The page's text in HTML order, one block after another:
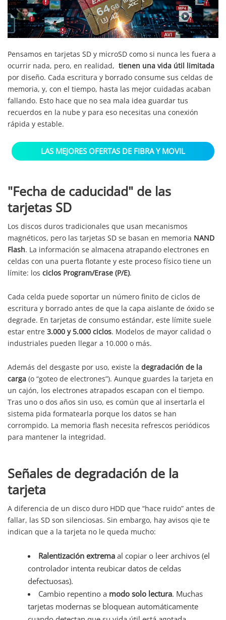
Pensamos en tarjetas SD y microSD como si nunca les fuera a
ocurrir nada, pero, en realidad, tienen una vida útil limitada
por diseño. Cada escritura y borrado consume sus celdas de
memoria, y, con el tiempo, hasta las mejor cuidadas acaban
fallando. Esto hace que no sea mala idea guardar tus
recuerdos en la nube y para eso necesitas una conexión
rápida y estable.
LAS MEJORES OFERTAS DE FIBRA Y MOVIL
"Fecha de caducidad" de las
tarjetas SD
Los discos duros tradicionales que usan mecanismos
magnéticos, pero las tarjetas SD se basan en memoria NAND
Flash. La información se almacena atrapando electrones en
celdas con una puerta flotante y este proceso físico tiene un
límite: los ciclos Program/Erase (P/E).
Cada celda puede soportar un número finito de ciclos de
escritura y borrado antes de que la capa aislante de óxido se
degrade. En tarjetas de consumo estándar, este límite suele
estar entre 3.000 y 5.000 ciclos. Modelos de mayor calidad o
industriales pueden llegar a 10.000 o más.
Además del desgaste por uso, existe la degradación de la
carga (o “goteo de electrones”). Aunque guardes la tarjeta en
un cajón, los electrones atrapados escapan con el tiempo.
Tras uno o dos años sin uso, es común que al insertarla el
sistema pida formatearla porque los datos se han
corrompido. La memoria flash necesita refrescos periódicos
para mantener la integridad.
Señales de degradación de la
tarjeta
A diferencia de un disco duro HDD que “hace ruido” antes de
fallar, las SD son silenciosas. Sin embargo, hay avisos qie te
indican que a la tarjeta no le queda mucho:
Ralentización extrema al copiar o leer archivos (el
controlador intenta reubicar datos de celdas
defectuosas).
Cambio repentino a modo solo lectura. Muchas
tarjetas modernas se bloquean automáticamente